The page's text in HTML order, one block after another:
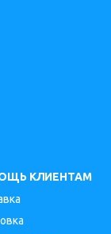
КЛИЕНТАМ